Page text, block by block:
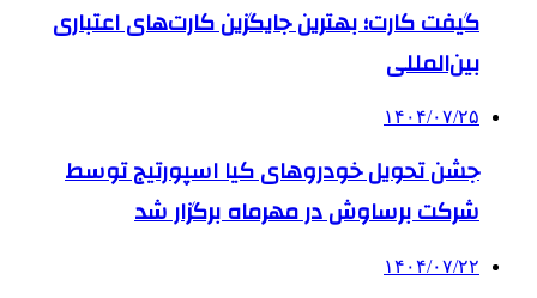
گیفت کارت؛ بهترین جایگزین کارت‌های اعتباری
بین‌المللی
۱۴۰۴/۰۷/۲۵
جشن تحویل خودروهای کیا اسپورتیج توسط
شرکت برساوش در مهرماه برگزار شد
۱۴۰۴/۰۷/۲۲